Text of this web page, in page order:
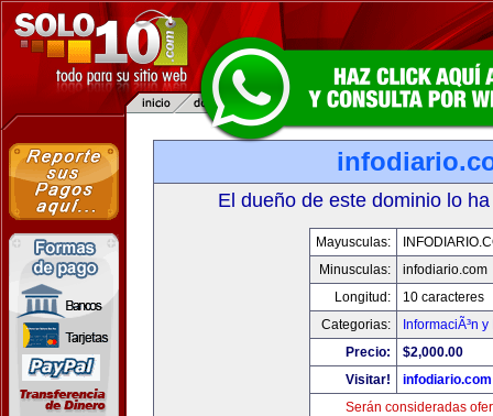
El dueño de este dominio lo
Mayusculas:
Minusculas:
infodiario.com
Longitud:
10 caracteres
Categorias:
InformaciÃ³n
Precio:
$2,000.00
Visitar!
infodiario.com
Serán consideradas